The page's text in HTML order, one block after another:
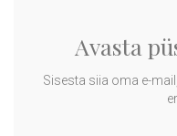
Avasta
Sisesta siia oma e-